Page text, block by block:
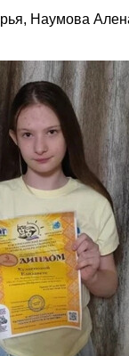
Наумова